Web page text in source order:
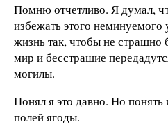
Помню отчетливо. Я думал,
избежать этого неминуемого
жизнь так, чтобы не страшно
мир и бесстрашие
могилы.
Понял я это давно. Но понять
полей ягоды.